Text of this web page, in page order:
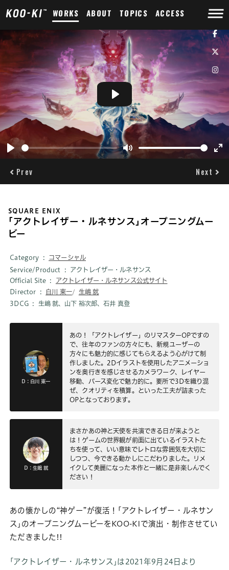
WORKS ABOUT TOPICS ACCESS
Play Mute
Play
Prev Next
SQUARE ENIX
｢アクトレイザー・ルネサンス｣オープニングムー
ビー
Category
コマーシャル
Service/Product
アクトレイザー・ルネサンス
Official Site
アクトレイザー・ルネサンス公式サイト
Director
白川 東一
生嶋 就
3DCG
生嶋 就、山下 裕次郎、石井 真登
D：白川 東一
あの！「アクトレイザー」のリマスターOPですの
で、往年のファンの方々にも、新規ユーザーの
方々にも魅力的に感じてもらえるよう心がけて制
作しました。2Dイラストを使用したアニメーショ
ンを奥行きを感じさせるカメラワーク、レイヤー
移動、パース変化で魅力的に。要所で3Dを織り混
ぜ、クオリティを積算。といった工夫が詰まった
OPとなっております。
D：生嶋 就
まさかあの神と天使を共演できる日が来ようと
は！ゲームの世界観が前面に出ているイラストた
ちを使って、いい意味でレトロな雰囲気を大切に
しつつ、今できる動かしにこだわりました。リメ
イクして美麗になった本作と一緒に是非楽しんでく
ださい！
あの懐かしの“神ゲー”が復活！｢アクトレイザー・ルネサン
ス｣のオープニングムービーをKOO-KIで演出・制作させてい
ただきました!!
｢アクトレイザー・ルネサンス｣は2021年9月24日より